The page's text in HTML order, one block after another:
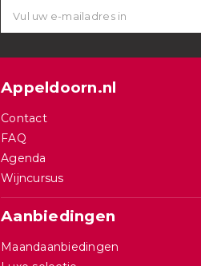
Appeldoorn.nl
Contact
FAQ
Agenda
Wijncursus
Aanbiedingen
Maandaanbiedingen